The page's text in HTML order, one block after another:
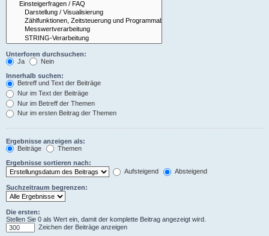
Unterforen durchsuchen:
Ja
Nein
Innerhalb suchen:
Betreff und Text der Beiträge
Nur im Text der Beiträge
Nur im Betreff der Themen
Nur im ersten Beitrag der Themen
Ergebnisse anzeigen als:
Beiträge
Themen
Ergebnisse sortieren nach:
Aufsteigend
Absteigend
Suchzeitraum begrenzen:
Die ersten:
Stellen Sie 0 als Wert ein, damit der komplette Beitrag angezeigt wird.
Zeichen der Beiträge anzeigen